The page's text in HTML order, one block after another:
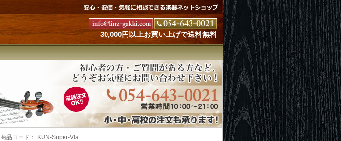
30,000円以上お買い上げで送料無料
商品コード： KUN-Super-Vla